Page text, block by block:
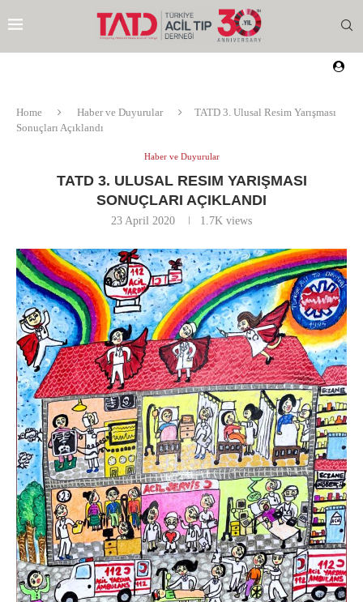
Home Haber ve Duyurular
TATD 3. Ulusal Resim Yarışması
Sonuçları Açıklandı
Haber ve Duyurular
TATD 3. ULUSAL RESIM YARIŞMASI
SONUÇLARI AÇIKLANDI
23 April 2020 1.7K views